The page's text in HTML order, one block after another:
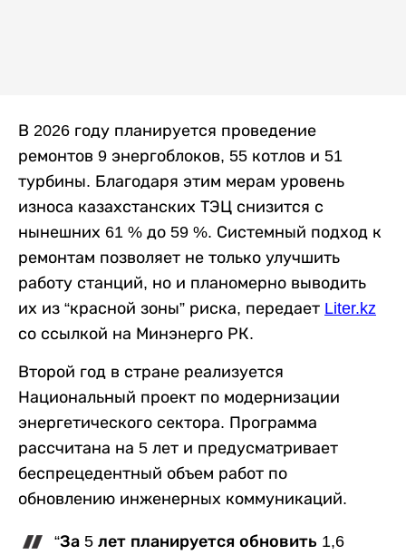
В 2026 году планируется проведение
ремонтов 9 энергоблоков, 55 котлов и 51
турбины. Благодаря этим мерам уровень
износа казахстанских ТЭЦ снизится с
нынешних 61 % до 59 %. Системный подход к
ремонтам позволяет не только улучшить
работу станций, но и планомерно выводить
их из “красной зоны” риска, передает Liter.kz
со ссылкой на Минэнерго РК.
Второй год в стране реализуется
Национальный проект по модернизации
энергетического сектора. Программа
рассчитана на 5 лет и предусматривает
беспрецедентный объем работ по
обновлению инженерных коммуникаций.
“За 5 лет планируется обновить 1,6